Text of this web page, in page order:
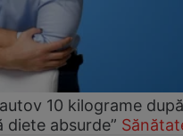
10 kilograme
diete absurde”